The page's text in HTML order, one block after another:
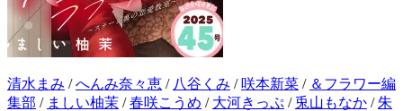
清水まみ /へんみ奈々恵 / 八谷くみ / 咲本新菜 / ＆フラワー編
集部 / ましい柚茉 /春咲こうめ / 大河きっぷ / 兎山もなか /朱